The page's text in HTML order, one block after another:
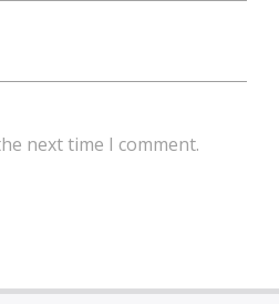
next time I comment.